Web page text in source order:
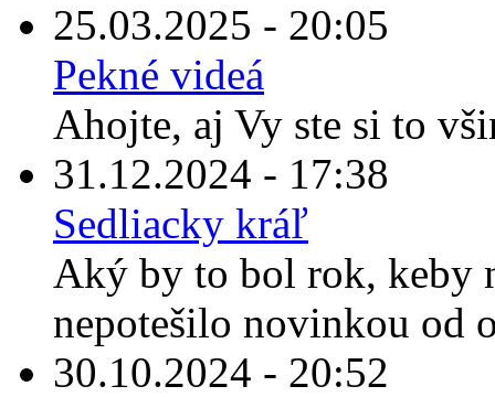
25.03.2025 - 20:05
Pekné videá
Ahojte, aj Vy ste si to
31.12.2024 - 17:38
Sedliacky kráľ
Aký by to bol rok, keby
nepotešilo novinkou od
30.10.2024 - 20:52